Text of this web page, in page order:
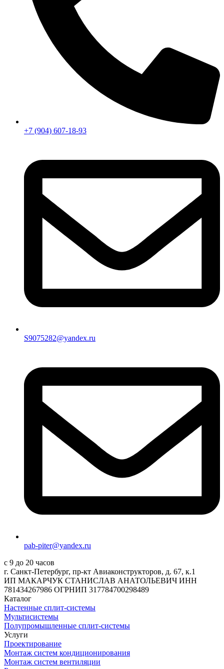
+7 (904) 607-18-93
S9075282@yandex.ru
pab-piter@yandex.ru
с 9 до 20 часов
г. Санкт-Петербург, пр-кт Авиаконструкторов, д. 67, к.1
ИП МАКАРЧУК СТАНИСЛАВ АНАТОЛЬЕВИЧ ИНН
781434267986 ОГРНИП 317784700298489
Каталог
Настенные сплит-системы
Мультисистемы
Полупромышленные сплит-системы
Услуги
Проектирование
Монтаж систем кондиционирования
Монтаж систем вентиляции